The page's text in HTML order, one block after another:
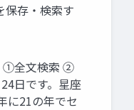
保存・検索す
①全文検索 ②
日です。星座
に21の年でセ